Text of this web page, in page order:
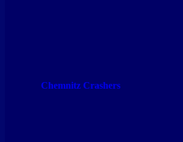
Chemnitz Crashers